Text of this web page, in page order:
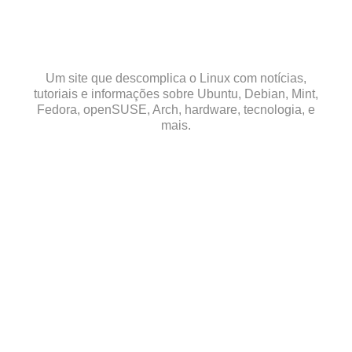
Um site que descomplica o Linux com notícias,
tutoriais e informações sobre Ubuntu, Debian, Mint,
Fedora, openSUSE, Arch, hardware, tecnologia, e
mais.